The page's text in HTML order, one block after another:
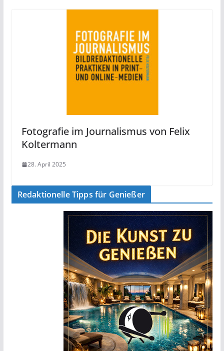
Fotografie im Journalismus von Felix
Koltermann
28. April 2025
Redaktionelle Tipps für Genießer